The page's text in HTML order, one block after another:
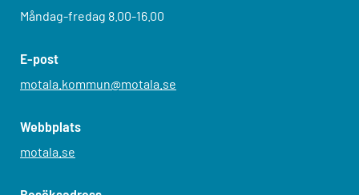
E-post
motala.kommun@motala.se
Måndag-fredag 8.00-16.00
Webbplats
motala.se